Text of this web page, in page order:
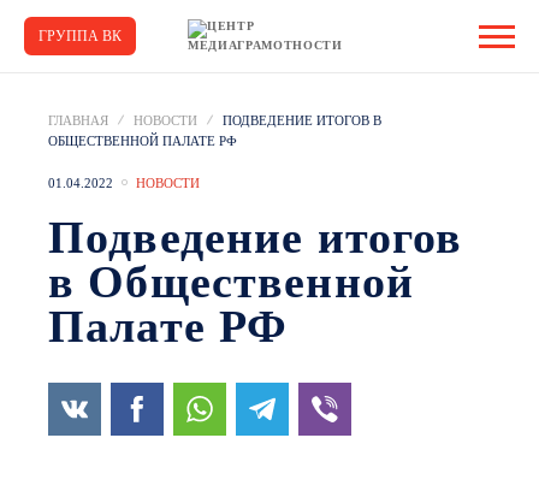
ГРУППА ВК
ГЛАВНАЯ НОВОСТИ
ПОДВЕДЕНИЕ ИТОГОВ В
ОБЩЕСТВЕННОЙ ПАЛАТЕ РФ
01.04.2022 НОВОСТИ
Подведение итогов
в Общественной
Палате РФ